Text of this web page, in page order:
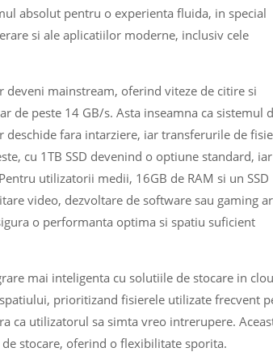
absolut pentru o experienta fluida, in special
si ale aplicatiilor moderne, inclusiv cele
deveni mainstream, oferind viteze de citire si
de peste 14 GB/s. Asta inseamna ca sistemul
deschide fara intarziere, iar transferurile de
cu 1TB SSD devenind o optiune standard, iar
utilizatorii medii, 16GB de RAM si un SSD
video, dezvoltare de software sau gaming ar
o performanta optima si spatiu suficient
mai inteligenta cu solutiile de stocare in
prioritizand fisierele utilizate frecvent
ca utilizatorul sa simta vreo intrerupere.
stocare, oferind o flexibilitate sporita.